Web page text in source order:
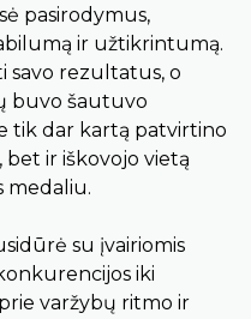
pasirodymus,
ir užtikrintumą.
savo rezultatus, o
buvo šautuvo
tik dar kartą patvirtino
bet ir iškovojo vietą
medaliu.
su įvairiomis
iki
varžybų ritmo ir